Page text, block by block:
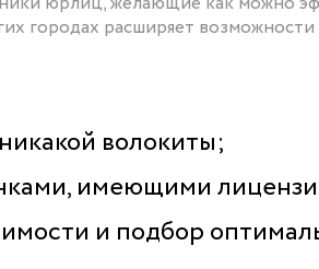
городах расширяет
волокиты;
имеющими
и подбор